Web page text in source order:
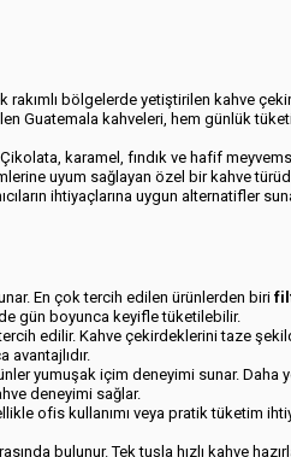
bölgelerde yetiştirilen kahve
Guatemala kahveleri, hem günlük
karamel, fındık ve hafif
uyum sağlayan özel bir kahve
ihtiyaçlarına uygun alternatifler
En çok tercih edilen ürünlerden biri
gün boyunca keyifle tüketilebilir.
edilir. Kahve çekirdeklerini taze
yumuşak içim deneyimi sunar. Daha
deneyimi sağlar.
ofis kullanımı veya pratik tüketim
bulunur. Tek tuşla hızlı kahve